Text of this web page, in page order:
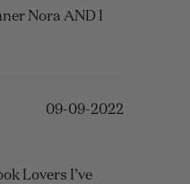
Nora AND I
09-09-2022
Lovers I’ve